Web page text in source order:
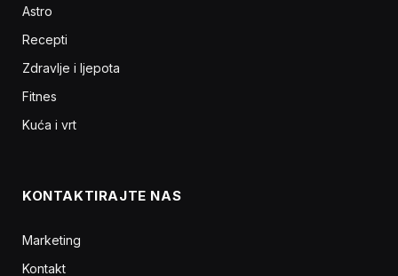
Astro
Recepti
Zdravlje i ljepota
Fitnes
Kuća i vrt
KONTAKTIRAJTE NAS
Marketing
Kontakt